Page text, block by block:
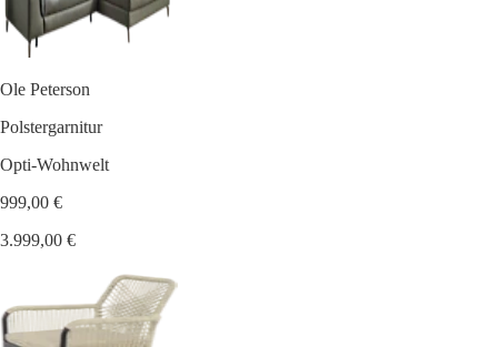
Ole Peterson
Polstergarnitur
Opti-Wohnwelt
999,00 €
3.999,00 €